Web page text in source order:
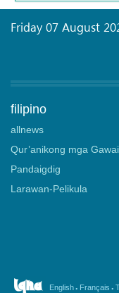
Friday 07 August
filipino
allnews
Qur’anikong mga
Pandaigdig
Larawan-Pelikula
English. Français .